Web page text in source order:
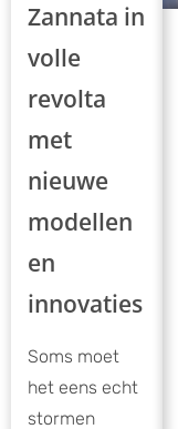
Zannata in
volle
revolta
met
nieuwe
modellen
en
innovaties
Soms moet
het eens echt
stormen